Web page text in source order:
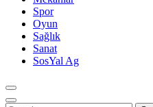
Spor
Oyun
Sağlık
Sanat
SosYal Ag